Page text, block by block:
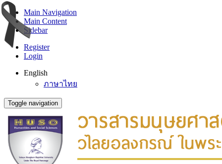
Main Navigation
Main Content
Sidebar
Register
Login
English
ภาษาไทย
Toggle navigation